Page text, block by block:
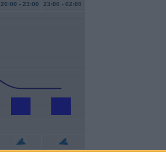
20:00 - 23:00 23:00 - 02:00